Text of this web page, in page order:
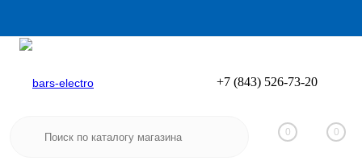
Вход
+7 (843) 526-73-20
0 0